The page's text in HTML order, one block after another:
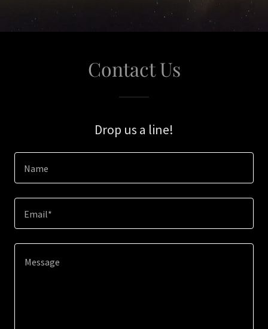
Contact Us
Drop us a line!
Name
Email*